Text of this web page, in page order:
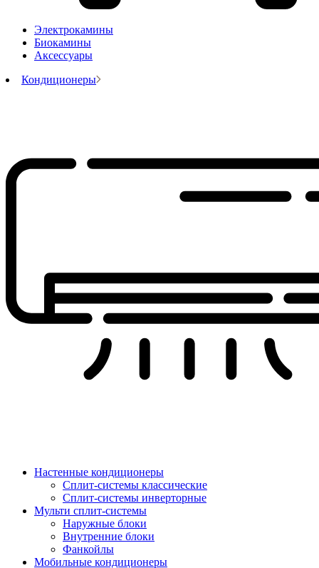
Электрокамины
Биокамины
Аксессуары
Кондиционеры
Настенные кондиционеры
Сплит-системы классические
Сплит-системы инверторные
Мульти сплит-системы
Наружные блоки
Внутренние блоки
Фанкойлы
Мобильные кондиционеры